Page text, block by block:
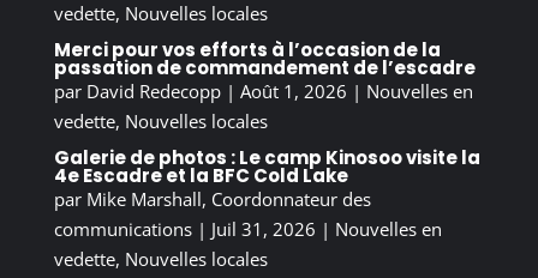
vedette, Nouvelles locales
Merci pour vos efforts à l’occasion de la
passation de commandement de l’escadre
par David Redecopp| Août 1, 2026 | Nouvelles en
vedette, Nouvelles locales
Galerie de photos : Le camp Kinosoo visite la
4e Escadre et la BFC Cold Lake
par Mike Marshall, Coordonnateur des
communications| Juil 31, 2026 | Nouvelles en
vedette, Nouvelles locales